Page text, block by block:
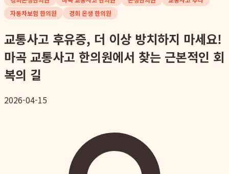
자동차보험 한의원
경희 온생 한의원
교통사고 후유증, 더 이상 방치하지 마세요!
마곡 교통사고 한의원에서 찾는 근본적인 회
복의 길
2026-04-15